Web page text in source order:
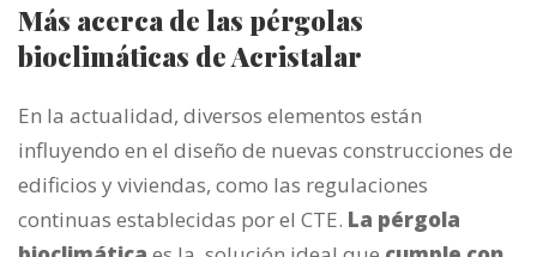
Más acerca de las pérgolas
bioclimáticas de Acristalar
En la actualidad, diversos elementos están
influyendo en el diseño de nuevas construcciones de
edificios y viviendas, como las regulaciones
continuas establecidas por el CTE. La pérgola